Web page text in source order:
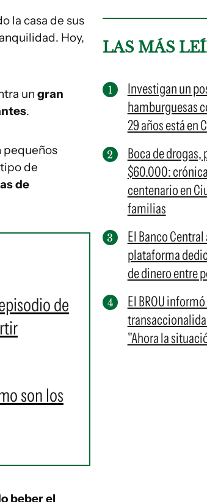
la casa de sus
Hoy,
un gran
.
pequeños
de
de
de
son los
beber el
LAS MÁS
Investigan un
hamburguesas
29 años está en
Boca de
$60.000:
centenario en
familias
El Banco
plataforma
de dinero entre
El BROU
"Ahora la